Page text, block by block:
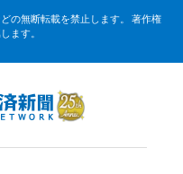
の無断転載を禁止します。 著作権
ます。